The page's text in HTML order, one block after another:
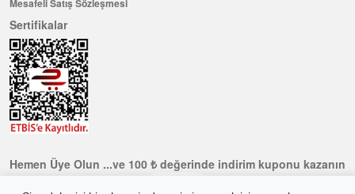
Mesafeli Satış Sözleşmesi
Sertifikalar
Hemen Üye Olun ...ve 100 ₺ değerinde indirim kuponu kazanın